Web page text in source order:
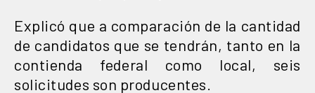
Explicó que a comparación de la cantidad
de candidatos que se tendrán, tanto en la
contienda federal como local, seis
solicitudes son producentes.